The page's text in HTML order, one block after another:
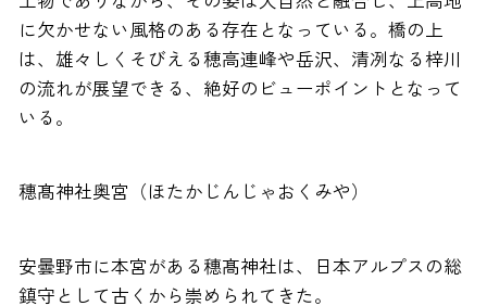
に欠かせない風格のある存在となっている。橋の上
は、雄々しくそびえる穂高連峰や岳沢、清冽なる梓川
の流れが展望できる、絶好のビューポイントとなって
いる。
穗髙神社奥宮（ほたかじんじゃおくみや）
安曇野市に本宮がある穗髙神社は、日本アルプスの総
鎮守として古くから崇められてきた。